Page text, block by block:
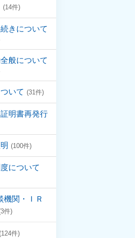
(14件)
きについて
般について
いて (31件)
明書再発行
(100件)
について
機関・ＩＲ
件)
件)